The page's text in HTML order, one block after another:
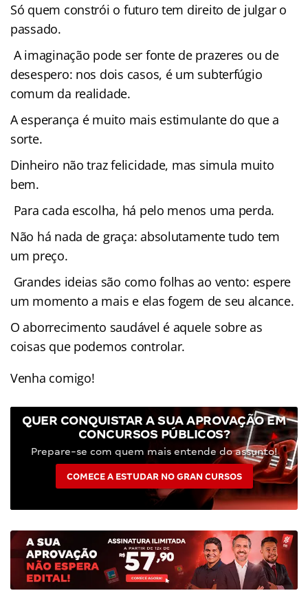
Só quem constrói o futuro tem direito de julgar o
passado.
A imaginação pode ser fonte de prazeres ou de
desespero: nos dois casos, é um subterfúgio
comum da realidade.
A esperança é muito mais estimulante do que a
sorte.
Dinheiro não traz felicidade, mas simula muito
bem.
Para cada escolha, há pelo menos uma perda.
Não há nada de graça: absolutamente tudo tem
um preço.
Grandes ideias são como folhas ao vento: espere
um momento a mais e elas fogem de seu alcance.
O aborrecimento saudável é aquele sobre as
coisas que podemos controlar.
Venha comigo!
QUER CONQUISTAR A SUA APROVAÇÃO EM
CONCURSOS PÚBLICOS?
Prepare-se com quem mais entende do assunto!
COMECE A ESTUDAR NO GRAN CURSOS